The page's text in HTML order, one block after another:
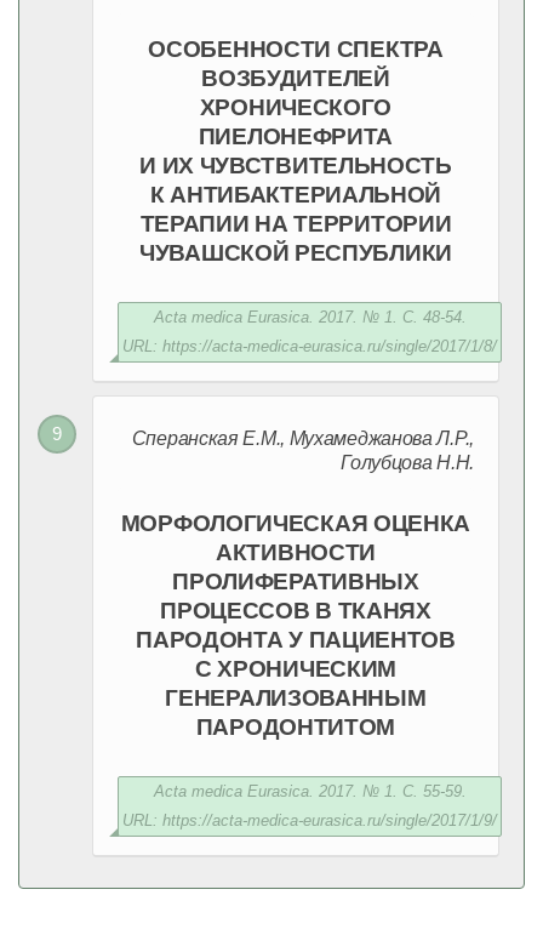
ОСОБЕННОСТИ СПЕКТРА
ВОЗБУДИТЕЛЕЙ
ХРОНИЧЕСКОГО
ПИЕЛОНЕФРИТА
И ИХ ЧУВСТВИТЕЛЬНОСТЬ
К АНТИБАКТЕРИАЛЬНОЙ
ТЕРАПИИ НА ТЕРРИТОРИИ
ЧУВАШСКОЙ РЕСПУБЛИКИ
Acta medica Eurasica. 2017. № 1. С. 48-54.
URL: https://acta-medica-eurasica.ru/single/2017/1/8/
Сперанская Е.М., Мухамеджанова Л.Р.,
Голубцова Н.Н.
МОРФОЛОГИЧЕСКАЯ ОЦЕНКА
АКТИВНОСТИ
ПРОЛИФЕРАТИВНЫХ
ПРОЦЕССОВ В ТКАНЯХ
ПАРОДОНТА У ПАЦИЕНТОВ
С ХРОНИЧЕСКИМ
ГЕНЕРАЛИЗОВАННЫМ
ПАРОДОНТИТОМ
Acta medica Eurasica. 2017. № 1. С. 55-59.
URL: https://acta-medica-eurasica.ru/single/2017/1/9/